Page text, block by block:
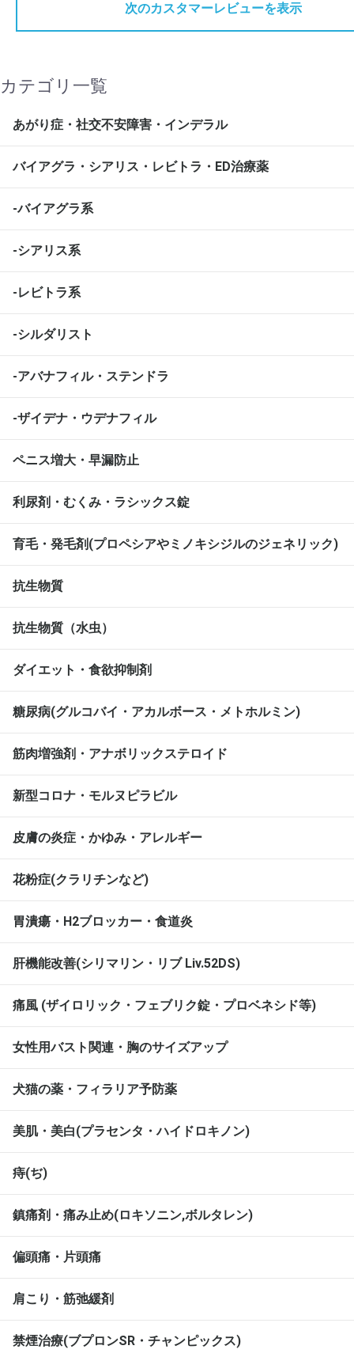
次のカスタマーレビューを表示
カテゴリ一覧
あがり症・社交不安障害・インデラル
バイアグラ・シアリス・レビトラ・ED治療薬
-バイアグラ系
-シアリス系
-レビトラ系
-シルダリスト
-アバナフィル・ステンドラ
-ザイデナ・ウデナフィル
ペニス増大・早漏防止
利尿剤・むくみ・ラシックス錠
育毛・発毛剤(プロペシアやミノキシジルのジェネリック)
抗生物質
抗生物質（水虫）
ダイエット・食欲抑制剤
糖尿病(グルコバイ・アカルボース・メトホルミン)
筋肉増強剤・アナボリックステロイド
新型コロナ・モルヌピラビル
皮膚の炎症・かゆみ・アレルギー
花粉症(クラリチンなど)
胃潰瘍・H2ブロッカー・食道炎
肝機能改善(シリマリン・リブ Liv.52DS)
痛風 (ザイロリック・フェブリク錠・プロベネシド等)
女性用バスト関連・胸のサイズアップ
犬猫の薬・フィラリア予防薬
美肌・美白(プラセンタ・ハイドロキノン)
痔(ぢ)
鎮痛剤・痛み止め(ロキソニン,ボルタレン)
偏頭痛・片頭痛
肩こり・筋弛緩剤
禁煙治療(ブプロンSR・チャンピックス)